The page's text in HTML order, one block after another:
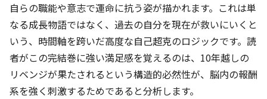
自らの職能や意志で運命に抗う姿が描かれます。これは単
なる成長物語ではなく、過去の自分を現在が救いにいくと
いう、時間軸を跨いだ高度な自己超克のロジックです。読
者がこの完結巻に強い満足感を覚えるのは、10年越しの
リベンジが果たされるという構造的必然性が、脳内の報酬
系を強く刺激するためであると分析します。